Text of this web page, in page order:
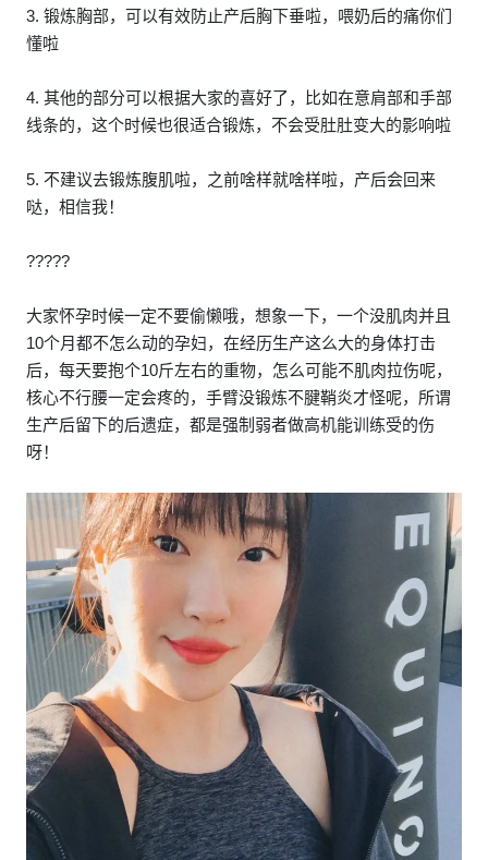
3. 锻炼胸部，可以有效防止产后胸下垂啦，喂奶后的痛你们
懂啦
4. 其他的部分可以根据大家的喜好了，比如在意肩部和手部
线条的，这个时候也很适合锻炼，不会受肚肚变大的影响啦
5. 不建议去锻炼腹肌啦，之前啥样就啥样啦，产后会回来
哒，相信我！
?????
大家怀孕时候一定不要偷懒哦，想象一下，一个没肌肉并且
10个月都不怎么动的孕妇，在经历生产这么大的身体打击
后，每天要抱个10斤左右的重物，怎么可能不肌肉拉伤呢，
核心不行腰一定会疼的，手臂没锻炼不腱鞘炎才怪呢，所谓
生产后留下的后遗症，都是强制弱者做高机能训练受的伤
呀！